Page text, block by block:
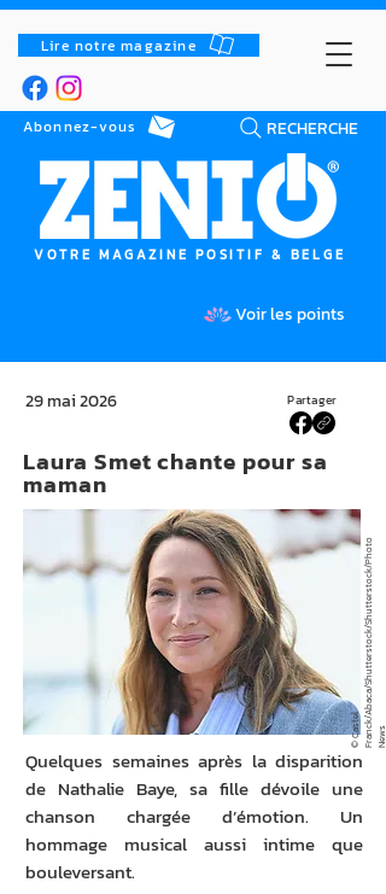
Lire notre magazine
RECHERCHE
Abonnez-vous
VOTRE MAGAZINE POSITIF & BELGE
Voir les points
Partager
29 mai 2026
Laura Smet chante pour sa
maman
©
C a
s
t
el
F
r
a
n c
k
/
A
b
a
c
a
/
S
h
u
t
t
e
r
s
t
o
c
k
/
S
h
u
t
t
e
r
s
t
o
c
k
/
P
h
o
to
N
e
w s
Quelques semaines après la disparition
de Nathalie Baye, sa fille dévoile une
chanson chargée d’émotion. Un
hommage musical aussi intime que
bouleversant.